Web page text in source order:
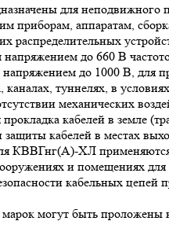
для неподвижного
приборам, аппаратам,
распределительных
до 660 В
до 1000 В, для
туннелях, в
механических
прокладка кабелей в земле
защиты кабелей в местах
КВВГнг(A)-ХЛ
и помещениях для
кабельных цепей
марок могут быть проложены